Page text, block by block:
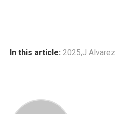
In this article: 2025,J Alvarez